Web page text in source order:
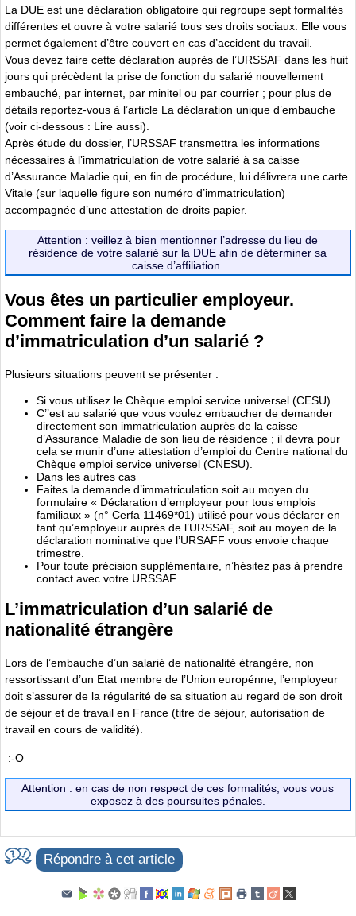
La DUE est une déclaration obligatoire qui regroupe sept formalités
différentes et ouvre à votre salarié tous ses droits sociaux. Elle vous
permet également d’être couvert en cas d’accident du travail.
Vous devez faire cette déclaration auprès de l’URSSAF dans les huit
jours qui précèdent la prise de fonction du salarié nouvellement
embauché, par internet, par minitel ou par courrier ; pour plus de
détails reportez-vous à l’article La déclaration unique d’embauche
(voir ci-dessous : Lire aussi).
Après étude du dossier, l’URSSAF transmettra les informations
nécessaires à l’immatriculation de votre salarié à sa caisse
d’Assurance Maladie qui, en fin de procédure, lui délivrera une carte
Vitale (sur laquelle figure son numéro d’immatriculation)
accompagnée d’une attestation de droits papier.
Attention : veillez à bien mentionner l’adresse du lieu de
résidence de votre salarié sur la DUE afin de déterminer sa
caisse d’affiliation.
Vous êtes un particulier employeur.
Comment faire la demande
d’immatriculation d’un salarié ?
Plusieurs situations peuvent se présenter :
Si vous utilisez le Chèque emploi service universel (CESU)
C’’est au salarié que vous voulez embaucher de demander
directement son immatriculation auprès de la caisse
d’Assurance Maladie de son lieu de résidence ; il devra pour
cela se munir d’une attestation d’emploi du Centre national du
Chèque emploi service universel (CNESU).
Dans les autres cas
Faites la demande d’immatriculation soit au moyen du
formulaire « Déclaration d’employeur pour tous emplois
familiaux » (n° Cerfa 11469*01) utilisé pour vous déclarer en
tant qu’employeur auprès de l’URSSAF, soit au moyen de la
déclaration nominative que l’URSAFF vous envoie chaque
trimestre.
Pour toute précision supplémentaire, n’hésitez pas à prendre
contact avec votre URSSAF.
L’immatriculation d’un salarié de
nationalité étrangère
Lors de l’embauche d’un salarié de nationalité étrangère, non
ressortissant d’un Etat membre de l’Union europénne, l’employeur
doit s’assurer de la régularité de sa situation au regard de son droit
de séjour et de travail en France (titre de séjour, autorisation de
travail en cours de validité).
:-O
Attention : en cas de non respect de ces formalités, vous vous
exposez à des poursuites pénales.
Répondre à cet article